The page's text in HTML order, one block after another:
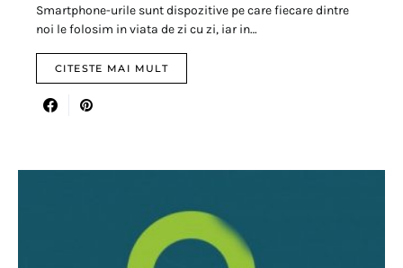
Smartphone-urile sunt dispozitive pe care fiecare dintre
noi le folosim in viata de zi cu zi, iar in…
CITESTE MAI MULT